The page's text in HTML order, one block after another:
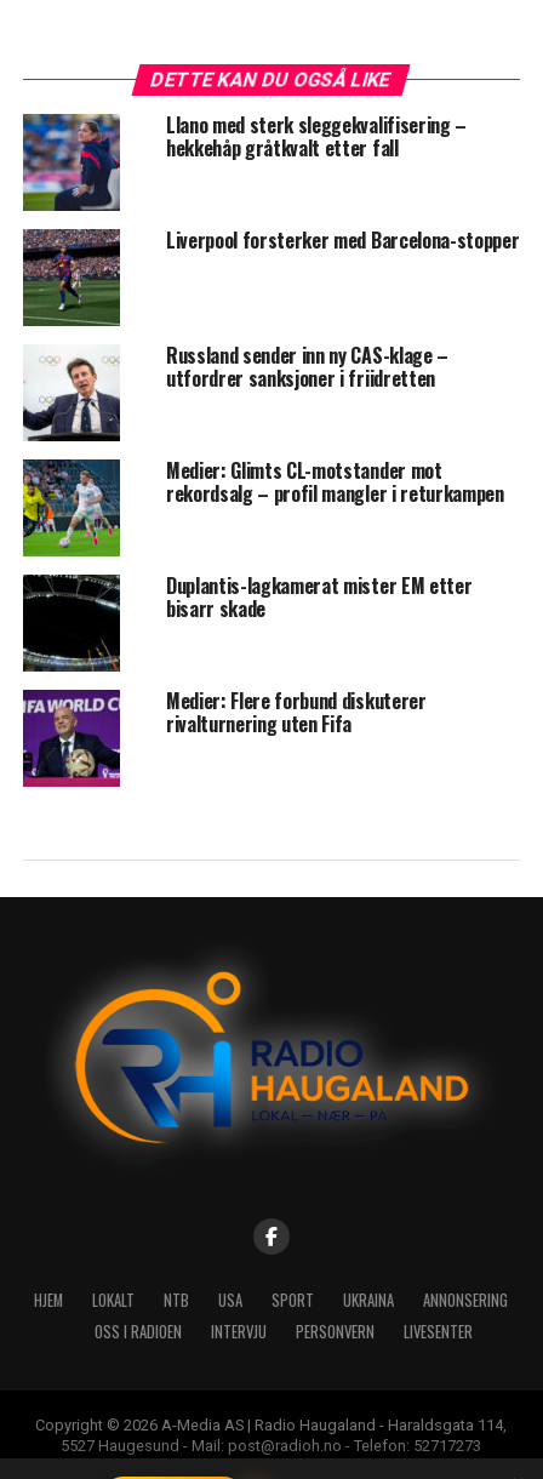
DETTE KAN DU OGSÅ LIKE
Llano med sterk sleggekvalifisering –
hekkehåp gråtkvalt etter fall
Liverpool forsterker med Barcelona-stopper
Russland sender inn ny CAS-klage –
utfordrer sanksjoner i friidretten
Medier: Glimts CL-motstander mot
rekordsalg – profil mangler i returkampen
Duplantis-lagkamerat mister EM etter
bisarr skade
Medier: Flere forbund diskuterer
rivalturnering uten Fifa
HJEM LOKALT NTB USA SPORT UKRAINA
ANNONSERING
OSS I RADIOEN
INTERVJU PERSONVERN LIVESENTER
Copyright © 2026 A-Media AS | Radio Haugaland - Haraldsgata 114,
5527 Haugesund - Mail: post@radioh.no - Telefon: 52717273